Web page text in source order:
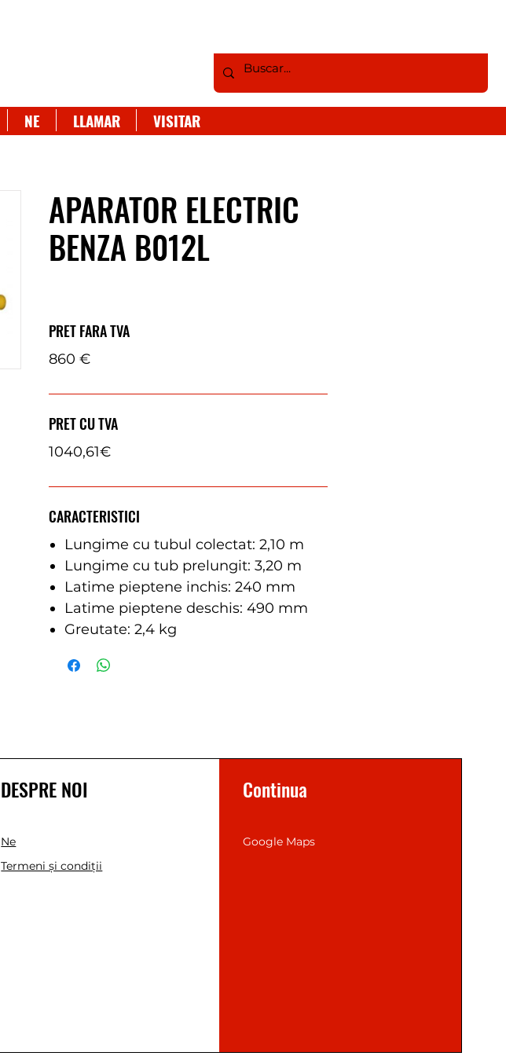
NE LLAMAR VISITAR
APARATOR ELECTRIC
BENZA B012L
PRET FARA TVA
860 €
PRET CU TVA
1040,61€
CARACTERISTICI
Lungime cu tubul colectat: 2,10 m
Lungime cu tub prelungit: 3,20 m
Latime pieptene inchis: 240 mm
Latime pieptene deschis: 490 mm
Greutate: 2,4 kg
DESPRE NOI
Ne
Termeni și condiții
Continua
Google Maps